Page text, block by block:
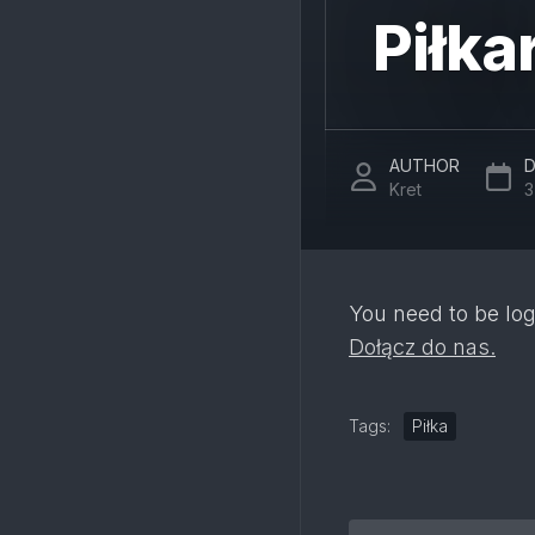
AUTHOR
Kret
You need to be
Dołącz do nas.
Tags: Piłka